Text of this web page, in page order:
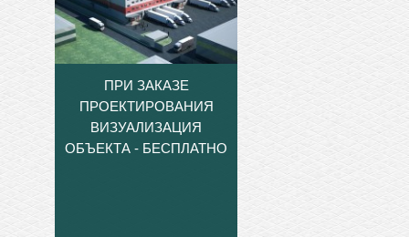
ПРИ ЗАКАЗЕ
ПРОЕКТИРОВАНИЯ
ВИЗУАЛИЗАЦИЯ
ОБЪЕКТА - БЕСПЛАТНО